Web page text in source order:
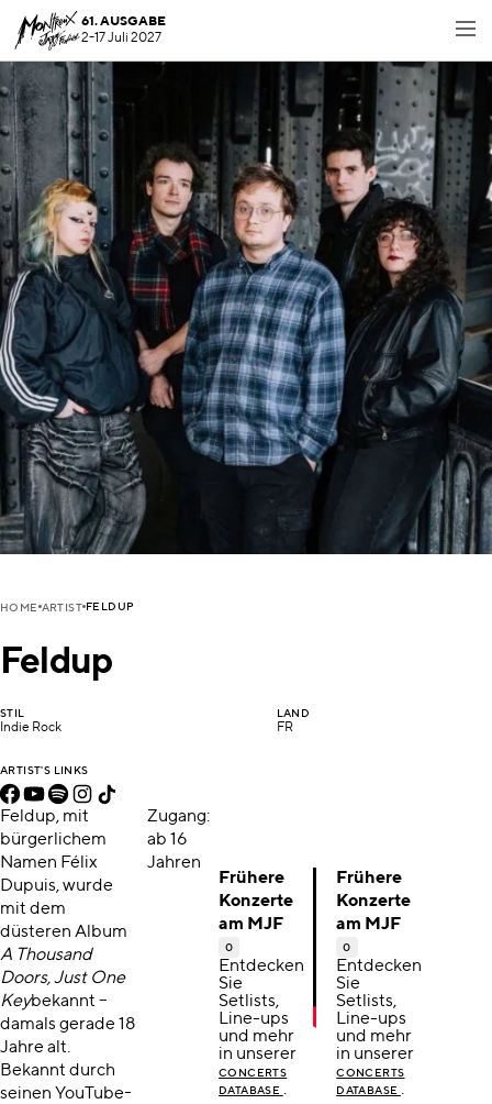
61. AUSGABE
2-17 Juli 2027
HOME ARTIST FELDUP
Feldup
STIL
Indie Rock
LAND
FR
ARTIST'S LINKS
Feldup, mit
bürgerlichem
Namen Félix
Dupuis, wurde
mit dem
düsteren Album
A Thousand
Doors, Just One
Keybekannt –
damals gerade 18
Jahre alt.
Bekannt durch
seinen YouTube-
Zugang:
ab 16
Jahren
Frühere
Konzerte
am MJF
0
Entdecken
Sie
Setlists,
Line-ups
und mehr
in unserer
CONCERTS
DATABASE .
Frühere
Konzerte
am MJF
0
Entdecken
Sie
Setlists,
Line-ups
und mehr
in unserer
CONCERTS
DATABASE .